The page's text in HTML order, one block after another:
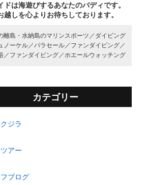
ドは海遊びするあなたのバディです。
越しを心よりお待ちしております。
離島・水納島のマリンスポーツ／ ダイビング
ノーケル／ パラセール／ ファンダイビング／
／ ファンダイビング／ ホエールウォッチング
カテゴリー
ジラ
アー
ブログ